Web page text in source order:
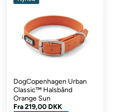
DogCopenhagen Urban
Classic™ Halsbånd
Orange Sun
Fra219,00 DKK